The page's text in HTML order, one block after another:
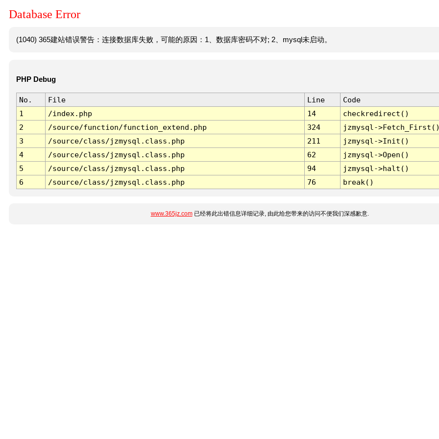
Database Error
(1040) 365建站错误警告：连接数据库失败，可能的原因：1、数据库密码不对; 2、mysql未启动。
PHP Debug
No. File Line
Code
1
/index.php 14
checkredirect()
2
/source/function/function_extend.php 324
jzmysql-
3
/source/class/jzmysql.class.php 211
jzmysql->Init()
4
/source/class/jzmysql.class.php 62
jzmysql->Open()
5
/source/class/jzmysql.class.php 94
jzmysql->halt()
6
/source/class/jzmysql.class.php 76 break()
www.365jz.com已经将此出错信息详细记录, 由此给您带来的访问不便我们深感歉意.